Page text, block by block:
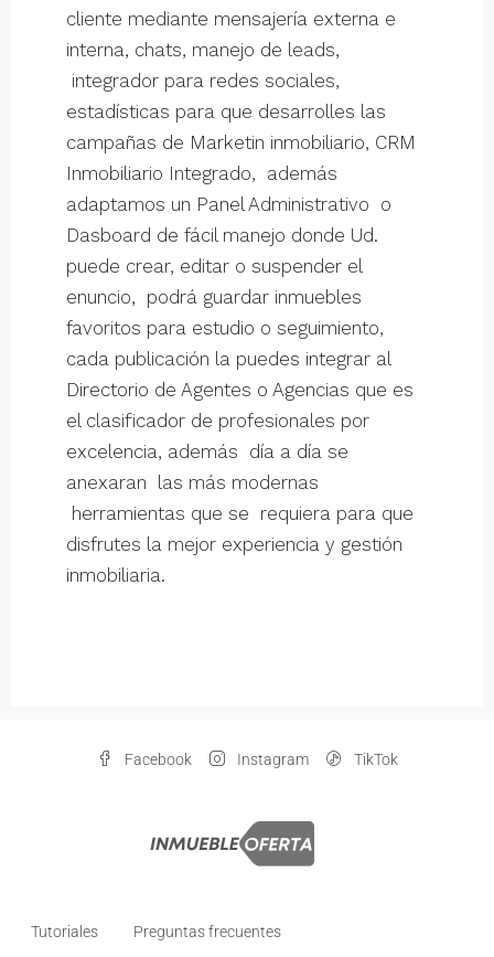
cliente mediante mensajería externa e
interna, chats, manejo de leads,
integrador para redes sociales,
estadísticas para que desarrolles las
campañas de Marketin inmobiliario, CRM
Inmobiliario Integrado, además
adaptamos un Panel Administrativo o
Dasboard de fácil manejo donde Ud.
puede crear, editar o suspender el
enuncio, podrá guardar inmuebles
favoritos para estudio o seguimiento,
cada publicación la puedes integrar al
Directorio de Agentes o Agencias que es
el clasificador de profesionales por
excelencia, además día a día se
anexaran las más modernas
herramientas que se requiera para que
disfrutes la mejor experiencia y gestión
inmobiliaria.
Facebook Instagram TikTok
Tutoriales Preguntas frecuentes